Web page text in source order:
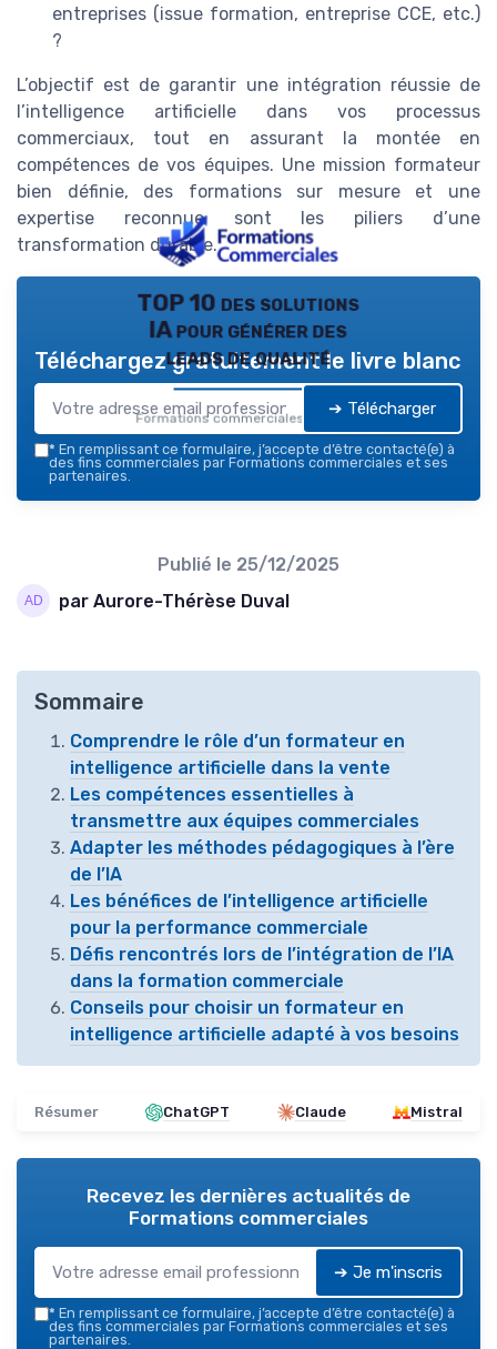
entreprises (issue formation, entreprise CCE, etc.)
?
L’objectif est de garantir une intégration réussie de
l’intelligence artificielle dans vos processus
commerciaux, tout en assurant la montée en
compétences de vos équipes. Une mission formateur
bien définie, des formations sur mesure et une
expertise reconnue sont les piliers d’une
transformation durable.
TOP 10 des solutions
IA pour générer des
leads de qualité
Formations commerciales — 2026
Téléchargez gratuitement le livre blanc
➔ Télécharger
* En remplissant ce formulaire, j’accepte d’être contacté(e) à
des fins commerciales par Formations commerciales et ses
partenaires.
Publié le 25/12/2025
par Aurore-Thérèse Duval
Sommaire
Comprendre le rôle d’un formateur en
intelligence artificielle dans la vente
Les compétences essentielles à
transmettre aux équipes commerciales
Adapter les méthodes pédagogiques à l’ère
de l’IA
Les bénéfices de l’intelligence artificielle
pour la performance commerciale
Défis rencontrés lors de l’intégration de l’IA
dans la formation commerciale
Conseils pour choisir un formateur en
intelligence artificielle adapté à vos besoins
Résumer ChatGPT Claude Mistral
Recevez les dernières actualités de
Formations commerciales
➔ Je m'inscris
* En remplissant ce formulaire, j’accepte d’être contacté(e) à
des fins commerciales par Formations commerciales et ses
partenaires.